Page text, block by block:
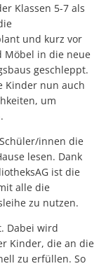
Klassen 5-7 als
und kurz vor
Möbel in die neue
geschleppt.
Kinder nun auch
um
innen die
lesen. Dank
ist die
alle die
zu nutzen.
Dabei wird
Kinder, die an die
zu erfüllen. So